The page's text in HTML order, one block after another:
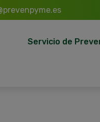
Servicio de